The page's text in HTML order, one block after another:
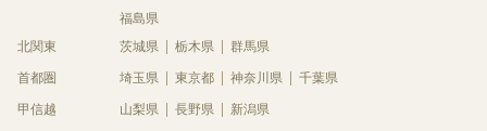
福島県
北関東
茨城県 栃木県 群馬県
首都圏 埼玉県 東京都 神奈川県 千葉県
甲信越 山梨県 長野県 新潟県